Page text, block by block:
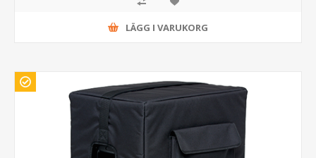
LÄGG I VARUKORG